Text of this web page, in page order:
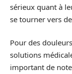
sérieux quant à
se tourner vers
Pour des
solutions
important de